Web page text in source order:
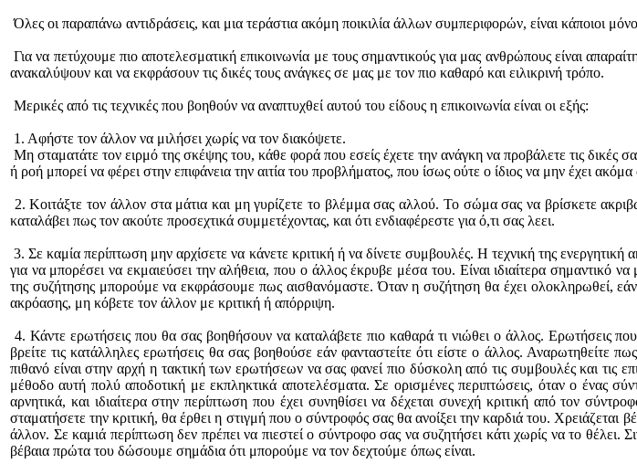
Όλες οι παραπάνω αντιδράσεις, και μια τεράστια ακόμη ποικιλία άλλων συμπεριφορών, είναι κάποιοι
Για να πετύχουμε πιο αποτελεσματική επικοινωνία με τους σημαντικούς για μας ανθρώπους είναι
ανακαλύψουν και να εκφράσουν τις δικές τους ανάγκες σε μας με τον πιο καθαρό και ειλικρινή τρόπο.
Μερικές από τις τεχνικές που βοηθούν να αναπτυχθεί αυτού του είδους η επικοινωνία είναι οι εξής:
1. Αφήστε τον άλλον να μιλήσει χωρίς να τον διακόψετε.
Μη σταματάτε τον ειρμό της σκέψης του, κάθε φορά που εσείς έχετε την ανάγκη να προβάλετε τις
ή ροή μπορεί να φέρει στην επιφάνεια την αιτία του προβλήματος, που ίσως ούτε ο ίδιος να μην έχει
2. Κοιτάξτε τον άλλον στα μάτια και μη γυρίζετε το βλέμμα σας αλλού. Το σώμα σας να βρίσκετε
καταλάβει πως τον ακούτε προσεχτικά συμμετέχοντας, και ότι ενδιαφέρεστε για ό,τι σας λεει.
3. Σε καμία περίπτωση μην αρχίσετε να κάνετε κριτική ή να δίνετε συμβουλές. Η τεχνική της
για να μπορέσει να εκμαιεύσει την αλήθεια, που ο άλλος έκρυβε μέσα του. Είναι ιδιαίτερα σημαντικό
της συζήτησης μπορούμε να εκφράσουμε πως αισθανόμαστε. Όταν η συζήτηση θα έχει ολοκληρωθεί,
ακρόασης, μη κόβετε τον άλλον με κριτική ή απόρριψη.
4. Κάντε ερωτήσεις που θα σας βοηθήσουν να καταλάβετε πιο καθαρά τι νιώθει ο άλλος. Ερωτήσεις
βρείτε τις κατάλληλες ερωτήσεις θα σας βοηθούσε εάν φανταστείτε ότι είστε ο άλλος. Αναρωτηθείτε
πιθανό είναι στην αρχή η τακτική των ερωτήσεων να σας φανεί πιο δύσκολη από τις συμβουλές και τις
μέθοδο αυτή πολύ αποδοτική με εκπληκτικά αποτελέσματα. Σε ορισμένες περιπτώσεις, όταν ο ένας
αρνητικά, και ιδιαίτερα στην περίπτωση που έχει συνηθίσει να δέχεται συνεχή κριτική από τον
σταματήσετε την κριτική, θα έρθει η στιγμή που ο σύντροφός σας θα ανοίξει την καρδιά του.
άλλον. Σε καμιά περίπτωση δεν πρέπει να πιεστεί ο σύντροφο σας να συζητήσει κάτι χωρίς να το θέλει.
βέβαια πρώτα του δώσουμε σημάδια ότι μπορούμε να τον δεχτούμε όπως είναι.